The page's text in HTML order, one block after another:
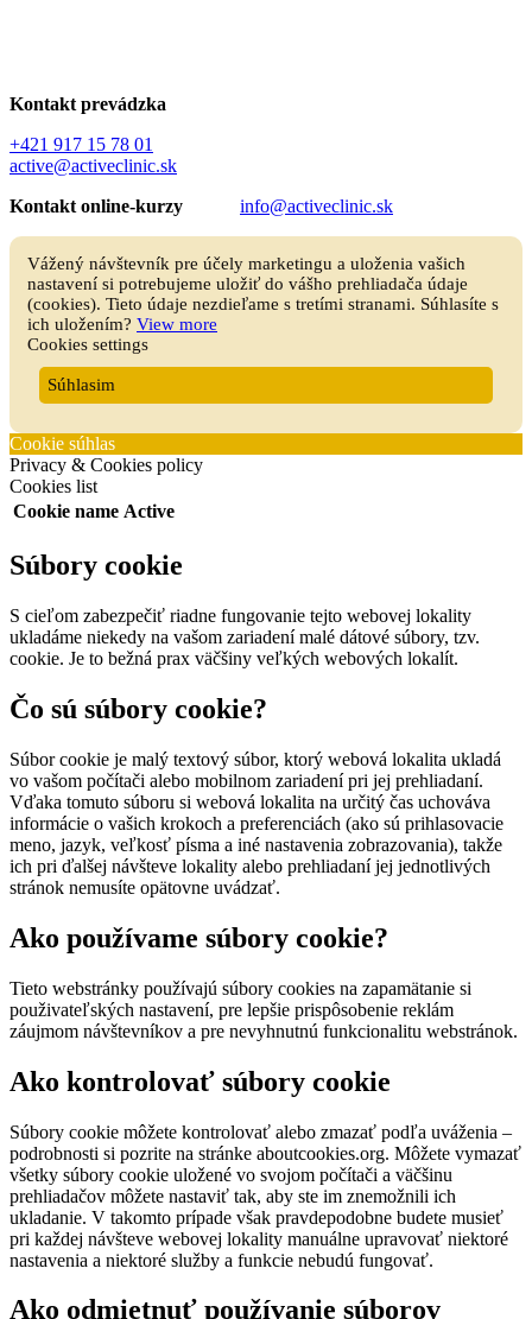
Kontakt prevádzka
+421 917 15 78 01
active@activeclinic.sk
Kontakt online-kurzy info@activeclinic.sk
Vážený návštevník pre účely marketingu a uloženia vašich
nastavení si potrebujeme uložiť do vášho prehliadača údaje
(cookies). Tieto údaje nezdieľame s tretími stranami. Súhlasíte s
ich uložením? View more
Cookies settings
Súhlasim
Cookie súhlas
Privacy & Cookies policy
Cookies list
Cookie name Active
Súbory cookie
S cieľom zabezpečiť riadne fungovanie tejto webovej lokality
ukladáme niekedy na vašom zariadení malé dátové súbory, tzv.
cookie. Je to bežná prax väčšiny veľkých webových lokalít.
Čo sú súbory cookie?
Súbor cookie je malý textový súbor, ktorý webová lokalita ukladá
vo vašom počítači alebo mobilnom zariadení pri jej prehliadaní.
Vďaka tomuto súboru si webová lokalita na určitý čas uchováva
informácie o vašich krokoch a preferenciách (ako sú prihlasovacie
meno, jazyk, veľkosť písma a iné nastavenia zobrazovania), takže
ich pri ďalšej návšteve lokality alebo prehliadaní jej jednotlivých
stránok nemusíte opätovne uvádzať.
Ako používame súbory cookie?
Tieto webstránky používajú súbory cookies na zapamätanie si
použivateľských nastavení, pre lepšie prispôsobenie reklám
záujmom návštevníkov a pre nevyhnutnú funkcionalitu webstránok.
Ako kontrolovať súbory cookie
Súbory cookie môžete kontrolovať alebo zmazať podľa uváženia –
podrobnosti si pozrite na stránke aboutcookies.org. Môžete vymazať
všetky súbory cookie uložené vo svojom počítači a väčšinu
prehliadačov môžete nastaviť tak, aby ste im znemožnili ich
ukladanie. V takomto prípade však pravdepodobne budete musieť
pri každej návšteve webovej lokality manuálne upravovať niektoré
nastavenia a niektoré služby a funkcie nebudú fungovať.
Ako odmietnuť používanie súborov